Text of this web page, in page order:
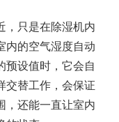
，只是在除湿机内
内的空气湿度自动
预设值时，它会自
交替工作，会保证
，还能一直让室内